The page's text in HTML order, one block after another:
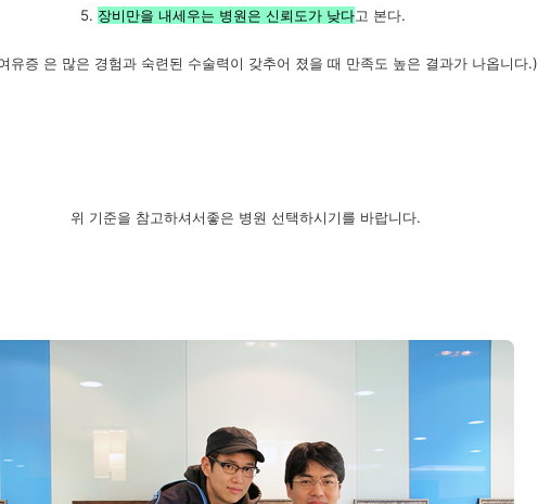
5. 장비만을 내세우는 병원은 신뢰도가 낮다고 본다.
많은 경험과 숙련된 수술력이 갖추어 졌을 때 만족도 높은 결과가 나옵니다.)
위 기준을 참고하셔서좋은 병원 선택하시기를 바랍니다.